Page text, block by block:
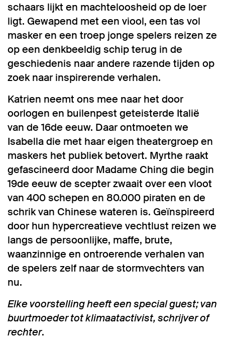
schaars lijkt en machteloosheid op de loer
ligt. Gewapend met een viool, een tas vol
masker en een troep jonge spelers reizen ze
op een denkbeeldig schip terug in de
geschiedenis naar andere razende tijden op
zoek naar inspirerende verhalen.
Katrien neemt ons mee naar het door
oorlogen en builenpest geteisterde Italië
van de 16de eeuw. Daar ontmoeten we
Isabella die met haar eigen theatergroep en
maskers het publiek betovert. Myrthe raakt
gefascineerd door Madame Ching die begin
19de eeuw de scepter zwaait over een vloot
van 400 schepen en 80.000 piraten en de
schrik van Chinese wateren is. Geïnspireerd
door hun hypercreatieve vechtlust reizen we
langs de persoonlijke, maffe, brute,
waanzinnige en ontroerende verhalen van
de spelers zelf naar de stormvechters van
nu.
Elke voorstelling heeft een special guest; van
buurtmoeder tot klimaatactivist, schrijver of
rechter.